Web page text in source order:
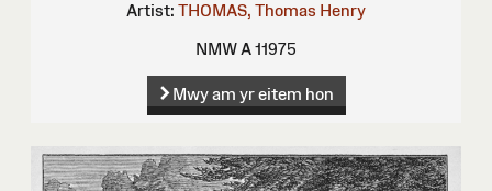
Artist: THOMAS, Thomas Henry
NMW A 11975
Mwy am yr eitem hon